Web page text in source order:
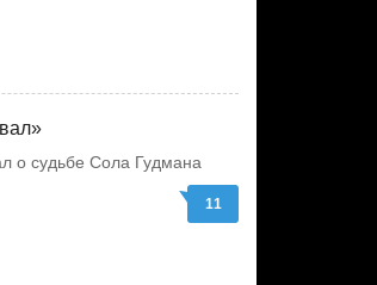
о судьбе Сола Гудмана
11